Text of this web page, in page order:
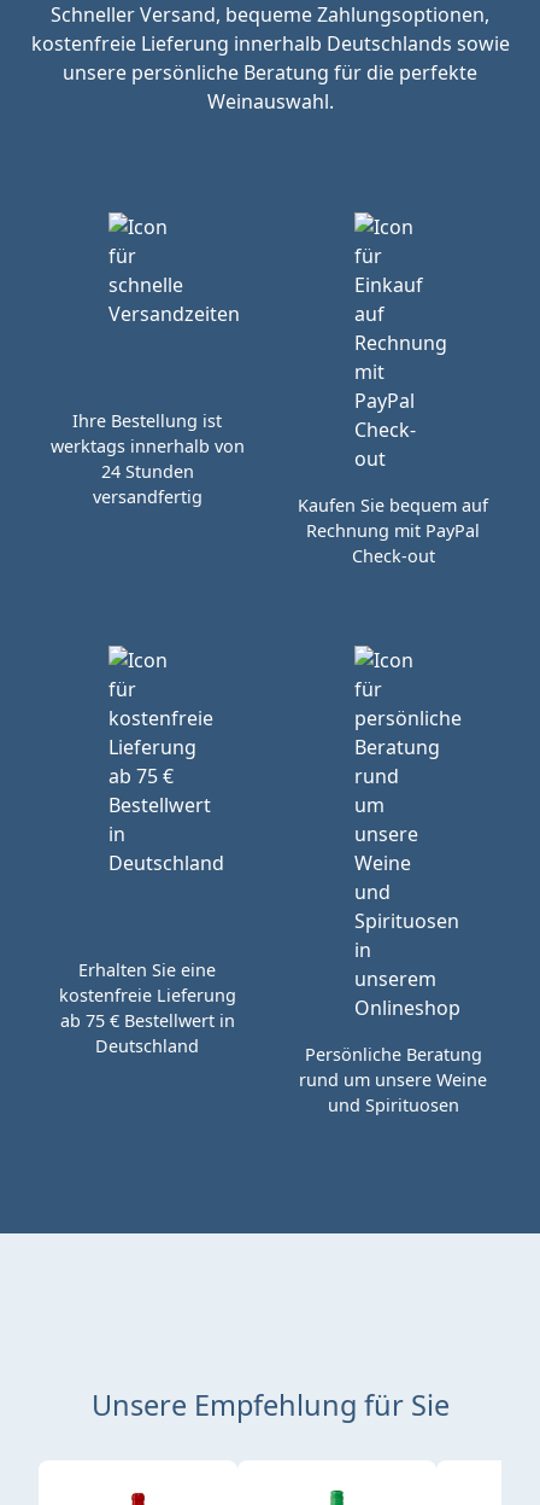
Schneller Versand, bequeme Zahlungsoptionen,
kostenfreie Lieferung innerhalb Deutschlands sowie
unsere persönliche Beratung für die perfekte
Weinauswahl.
Ihre Bestellung ist
werktags innerhalb von
24 Stunden
versandfertig
Kaufen Sie bequem auf
Rechnung mit PayPal
Check-out
Erhalten Sie eine
kostenfreie Lieferung
ab 75 € Bestellwert in
Deutschland
Persönliche Beratung
rund um unsere Weine
und Spirituosen
Unsere Empfehlung für Sie
Produktgalerie überspringen